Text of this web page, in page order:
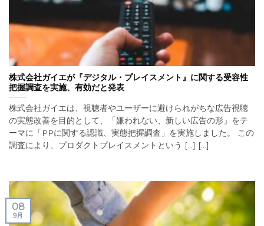
株式会社ガイエが『デジタル・プレイスメント』に関する受容性
把握調査を実施、有効だと発表
株式会社ガイエは、視聴者やユーザーに避けられがちな広告視聴
の実態改善を目的として、「嫌われない、新しい広告の形」をテ
ーマに「PPに関する認識、実態把握調査」を実施しました。 この
調査により、プロダクトプレイスメントという [...] [...]
08
9月